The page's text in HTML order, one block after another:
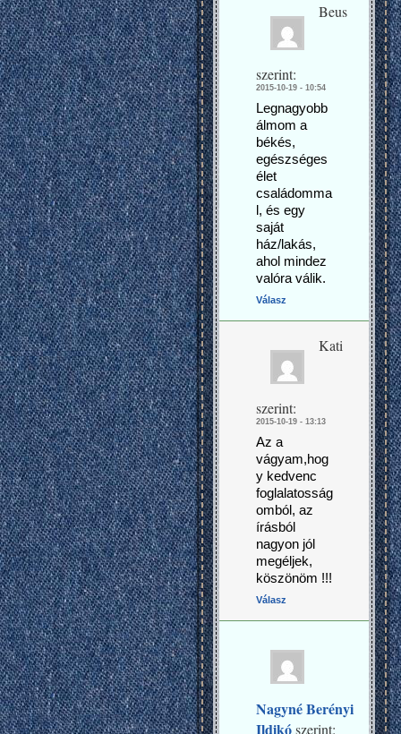
Beus
szerint:
2015-10-19 - 10:54
Legnagyobb
álmom a
békés,
egészséges
élet
családomma
l, és egy
saját
ház/lakás,
ahol mindez
valóra válik.
Válasz
Kati
szerint:
2015-10-19 - 13:13
Az a
vágyam,hog
y kedvenc
foglalatosság
omból, az
írásból
nagyon jól
megéljek,
köszönöm !!!
Válasz
Nagyné Berényi
Ildikó szerint: